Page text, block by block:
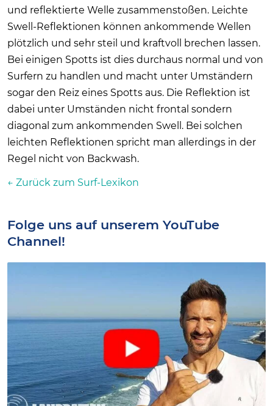
und reflektierte Welle zusammenstoßen. Leichte
Swell-Reflektionen können ankommende Wellen
plötzlich und sehr steil und kraftvoll brechen lassen.
Bei einigen Spotts ist dies durchaus normal und von
Surfern zu handlen und macht unter Umständern
sogar den Reiz eines Spotts aus. Die Reflektion ist
dabei unter Umständen nicht frontal sondern
diagonal zum ankommenden Swell. Bei solchen
leichten Reflektionen spricht man allerdings in der
Regel nicht von Backwash.
← Zurück zum Surf-Lexikon
Folge uns auf unserem YouTube
Channel!